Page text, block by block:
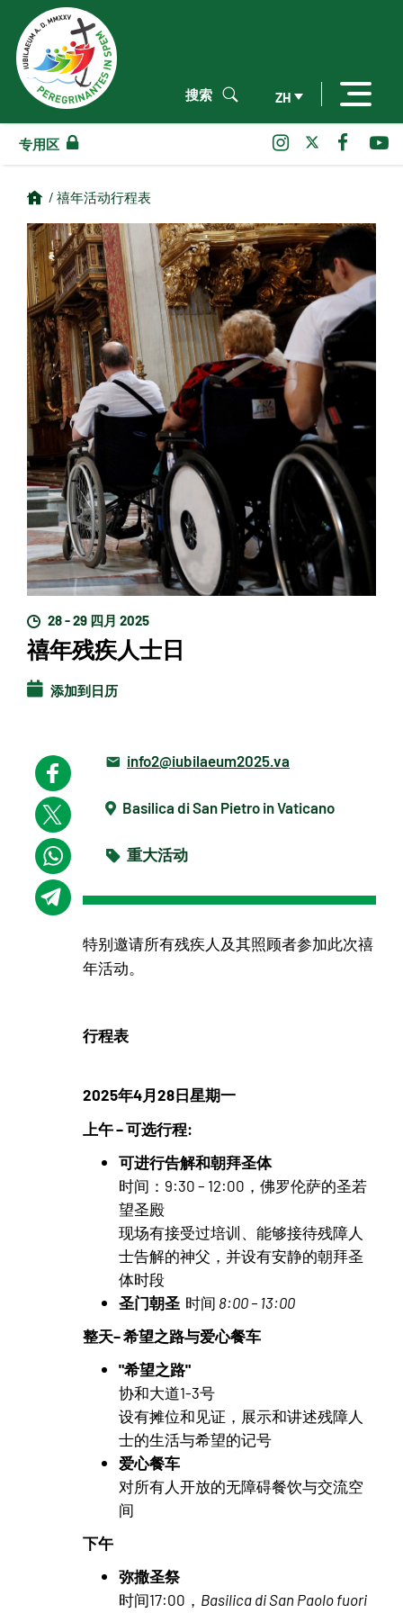
ZH
搜索
专用区
/ 禧年活动行程表
28 - 29 四月 2025
禧年残疾人士日
添加到日历
info2@iubilaeum2025.va
Basilica di San Pietro in Vaticano
重大活动
特别邀请所有残疾人及其照顾者参加此次禧
年活动。
行程表
2025年4月28日星期一
上午 – 可选行程:
可进行告解和朝拜圣体
时间：9:30 – 12:00，佛罗伦萨的圣若
望圣殿
现场有接受过培训、能够接待残障人
士告解的神父，并设有安静的朝拜圣
体时段
圣门朝圣 时间 8:00 – 13:00
整天– 希望之路与爱心餐车
"希望之路"
协和大道1-3号
设有摊位和见证，展示和讲述残障人
士的生活与希望的记号
爱心餐车
对所有人开放的无障碍餐饮与交流空
间
下午
弥撒圣祭
时间17:00， Basilica di San Paolo fuori